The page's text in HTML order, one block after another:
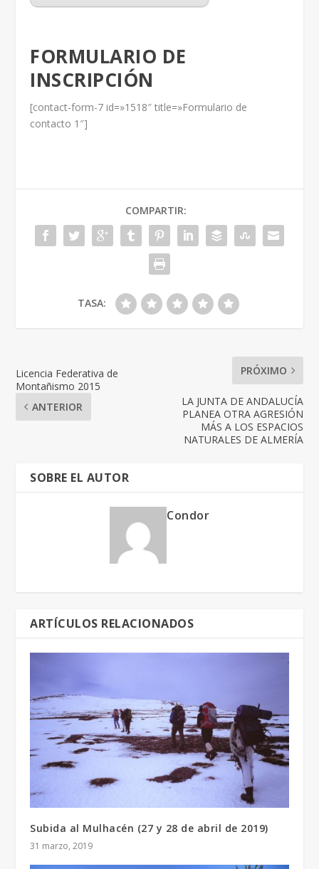
FORMULARIO DE
INSCRIPCIÓN
[contact-form-7 id=»1518″ title=»Formulario de
contacto 1″]
COMPARTIR:
TASA:
Licencia Federativa de
Montañismo 2015
ANTERIOR
PRÓXIMO
LA JUNTA DE ANDALUCÍA
PLANEA OTRA AGRESIÓN
MÁS A LOS ESPACIOS
NATURALES DE ALMERÍA
SOBRE EL AUTOR
Condor
ARTÍCULOS RELACIONADOS
Subida al Mulhacén (27 y 28 de abril de 2019)
31 marzo, 2019